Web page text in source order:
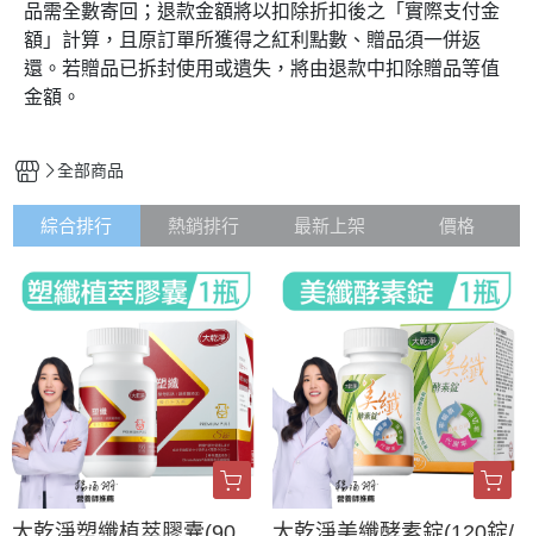
品需全數寄回；退款金額將以扣除折扣後之「實際支付金
額」計算，且原訂單所獲得之紅利點數、贈品須一併返
還。若贈品已拆封使用或遺失，將由退款中扣除贈品等值
金額。
全部商品
綜合排行 熱銷排行 最新上架 價格